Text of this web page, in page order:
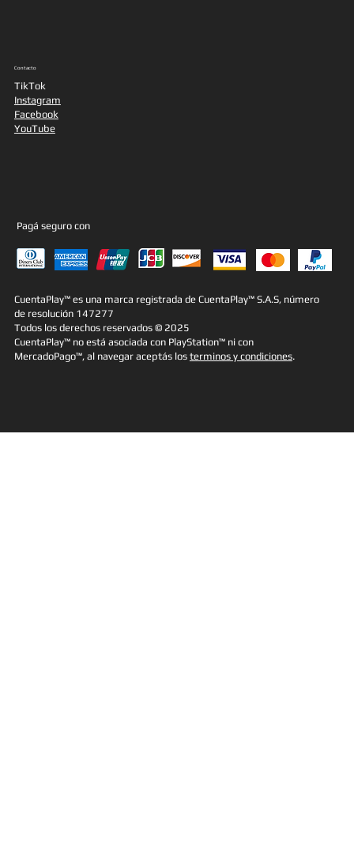
Contacto
TikTok
Instagram
Facebook
YouTube
Pagá seguro con
CuentaPlay™ es una marca registrada de CuentaPlay™ S.A.S, número
de resolución 147277
Todos los derechos reservados © 2025
CuentaPlay™ no está asociada con PlayStation™ ni con
MercadoPago™, al navegar aceptás los terminos y condiciones.